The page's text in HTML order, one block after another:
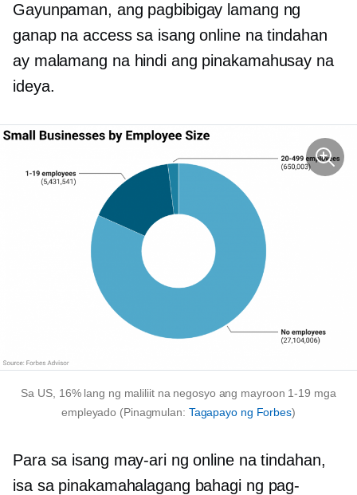
Gayunpaman, ang pagbibigay lamang ng
ganap na access sa isang online na tindahan
ay malamang na hindi ang pinakamahusay na
ideya.
Sa US, 16% lang ng maliliit na negosyo ang mayroon 1-19 mga
empleyado (Pinagmulan: Tagapayo ng Forbes)
Para sa isang may-ari ng online na tindahan,
isa sa pinakamahalagang bahagi ng pag-